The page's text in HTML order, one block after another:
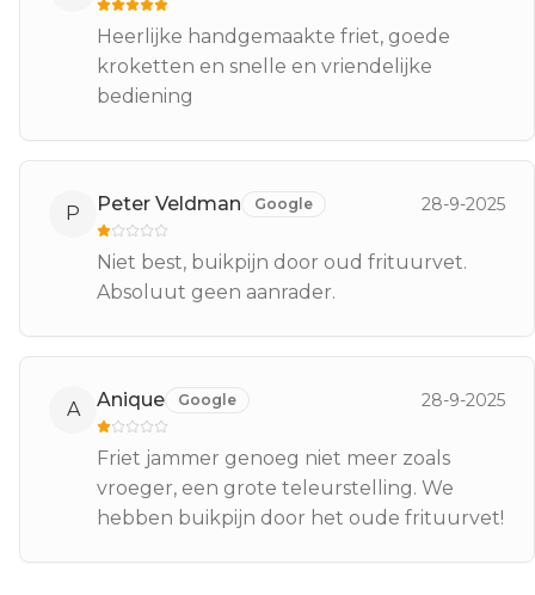
Heerlijke handgemaakte friet, goede
kroketten en snelle en vriendelijke
bediening
P Peter Veldman Google 28-9-2025
Niet best, buikpijn door oud frituurvet.
Absoluut geen aanrader.
A Anique Google 28-9-2025
Friet jammer genoeg niet meer zoals
vroeger, een grote teleurstelling. We
hebben buikpijn door het oude frituurvet!